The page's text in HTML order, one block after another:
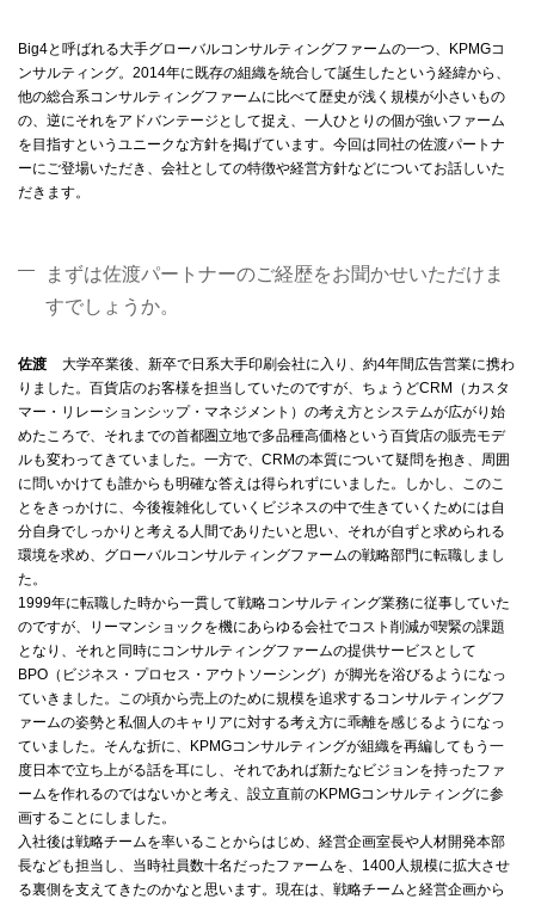
Big4と呼ばれる大手グローバルコンサルティングファームの一つ、KPMGコ
ンサルティング。2014年に既存の組織を統合して誕生したという経緯から、
他の総合系コンサルティングファームに比べて歴史が浅く規模が小さいもの
の、逆にそれをアドバンテージとして捉え、一人ひとりの個が強いファーム
を目指すというユニークな方針を掲げています。今回は同社の佐渡パートナ
ーにご登場いただき、会社としての特徴や経営方針などについてお話しいた
だきます。
まずは佐渡パートナーのご経歴をお聞かせいただけま
すでしょうか。
佐渡
大学卒業後、新卒で日系大手印刷会社に入り、約4年間広告営業に携わ
りました。百貨店のお客様を担当していたのですが、ちょうどCRM（カスタ
マー・リレーションシップ・マネジメント）の考え方とシステムが広がり始
めたころで、それまでの首都圏立地で多品種高価格という百貨店の販売モデ
ルも変わってきていました。一方で、CRMの本質について疑問を抱き、周囲
に問いかけても誰からも明確な答えは得られずにいました。しかし、このこ
とをきっかけに、今後複雑化していくビジネスの中で生きていくためには自
分自身でしっかりと考える人間でありたいと思い、それが自ずと求められる
環境を求め、グローバルコンサルティングファームの戦略部門に転職しまし
た。
1999年に転職した時から一貫して戦略コンサルティング業務に従事していた
のですが、リーマンショックを機にあらゆる会社でコスト削減が喫緊の課題
となり、それと同時にコンサルティングファームの提供サービスとして
BPO（ビジネス・プロセス・アウトソーシング）が脚光を浴びるようになっ
ていきました。この頃から売上のために規模を追求するコンサルティングフ
ァームの姿勢と私個人のキャリアに対する考え方に乖離を感じるようになっ
ていました。そんな折に、KPMGコンサルティングが組織を再編してもう一
度日本で立ち上がる話を耳にし、それであれば新たなビジョンを持ったファ
ームを作れるのではないかと考え、設立直前のKPMGコンサルティングに参
画することにしました。
入社後は戦略チームを率いることからはじめ、経営企画室長や人材開発本部
長なども担当し、当時社員数十名だったファームを、1400人規模に拡大させ
る裏側を支えてきたのかなと思います。現在は、戦略チームと経営企画から